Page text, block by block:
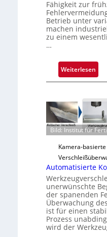
Fähigkeit zur
Betrieb unter
machen
zu einem
…
Weiterlesen
Z
v
r
l
s
i
g
e
D
r
u
Bild: Institut für
Kamera-
Automatisierte
unerwünschte
der spanenden
Überwachung
ist für einen
Prozess
wird der